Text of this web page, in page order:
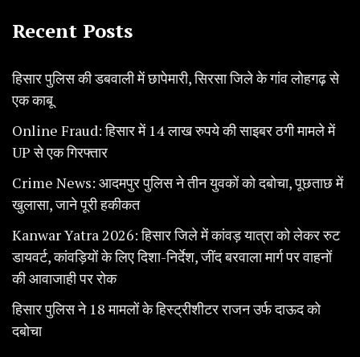
Recent Posts
हिसार पुलिस की डबवाली में छापेमारी, सिरसा जिले के गांव लोहगढ़ से
एक काबू
Online Fraud: हिसार में 14 लाख रुपये की साइबर ठगी मामले में
UP से एक गिरफ्तार
Crime News: आदमपुर पुलिस ने तीन युवकों को दबोचा, पूछताछ में
खुलासा, जाने पूरी हकीकत
Kanwar Yatra 2026: हिसार जिले में कांवड़ यात्रा को लेकर रुट
डायवर्ट, कांवड़ियों के लिए दिशा-निर्देश, जींद बरवाला मार्ग पर वाहनों
की आवाजाही पर रोक
हिसार पुलिस ने 18 मामलों के हिस्ट्रीशीटर राजन उर्फ दाऊद को
दबोचा